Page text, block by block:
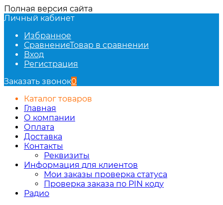
Полная версия сайта
Личный кабинет
Избранное
СравнениеТовар в сравнении
Вход
Регистрация
Заказать звонок0
Каталог товаров
Главная
О компании
Оплата
Доставка
Контакты
Реквизиты
Информация для клиентов
Мои заказы проверка статуса
Проверка заказа по PIN коду
Радио